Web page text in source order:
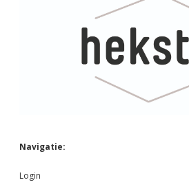
Navigatie:
Login